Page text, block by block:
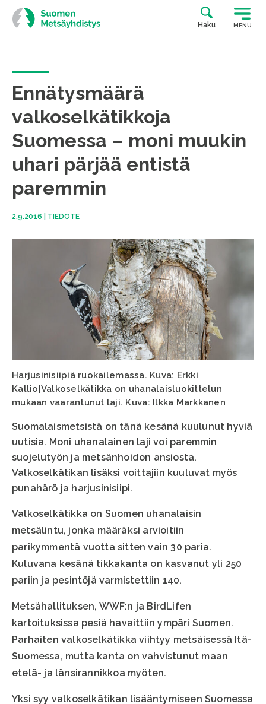
Siirry
suoraan
sisältöön
Haku MENU
Ennätysmäärä
valkoselkätikkoja
Suomessa – moni muukin
uhari pärjää entistä
paremmin
2.9.2016 TIEDOTE
Harjusinisiipiä ruokailemassa. Kuva: Erkki
Kallio|Valkoselkätikka on uhanalaisluokittelun
mukaan vaarantunut laji. Kuva: Ilkka Markkanen
Suomalaismetsistä on tänä kesänä kuulunut hyviä
uutisia. Moni uhanalainen laji voi paremmin
suojelutyön ja metsänhoidon ansiosta.
Valkoselkätikan lisäksi voittajiin kuuluvat myös
punahärö ja harjusinisiipi.
Valkoselkätikka on Suomen uhanalaisin
metsälintu, jonka määräksi arvioitiin
parikymmentä vuotta sitten vain 30 paria.
Kuluvana kesänä tikkakanta on kasvanut yli 250
pariin ja pesintöjä varmistettiin 140.
Metsähallituksen, WWF:n ja BirdLifen
kartoituksissa pesiä havaittiin ympäri Suomen.
Parhaiten valkoselkätikka viihtyy metsäisessä Itä-
Suomessa, mutta kanta on vahvistunut maan
etelä- ja länsirannikkoa myöten.
Yksi syy valkoselkätikan lisääntymiseen Suomessa